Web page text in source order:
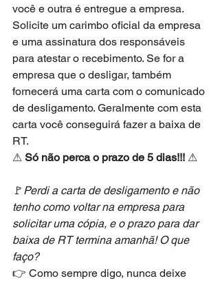
você e outra é entregue a empresa.
Solicite um carimbo oficial da empresa
e uma assinatura dos responsáveis
para atestar o recebimento. Se for a
empresa que o desligar, também
fornecerá uma carta com o comunicado
de desligamento. Geralmente com esta
carta você conseguirá fazer a baixa de
RT.
⚠ Só não perca o prazo de 5 dias!!! ⚠
🚩 Perdi a carta de desligamento e não
tenho como voltar na empresa para
solicitar uma cópia, e o prazo para dar
baixa de RT termina amanhã! O que
faço?
👉 Como sempre digo, nunca deixe